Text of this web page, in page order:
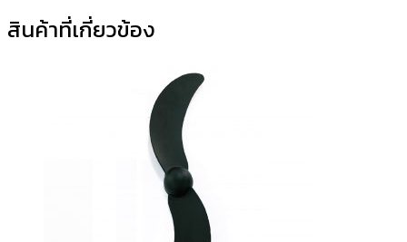
สินค้าที่เกี่ยวข้อง